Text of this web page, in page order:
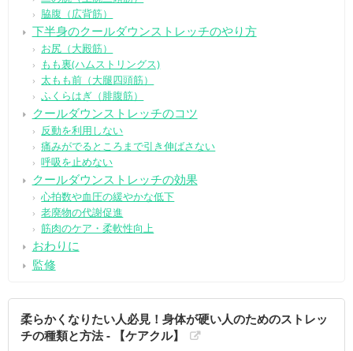
脇腹（広背筋）
下半身のクールダウンストレッチのやり方
お尻（大殿筋）
もも裏(ハムストリングス)
太もも前（大腿四頭筋）
ふくらはぎ（腓腹筋）
クールダウンストレッチのコツ
反動を利用しない
痛みがでるところまで引き伸ばさない
呼吸を止めない
クールダウンストレッチの効果
心拍数や血圧の緩やかな低下
老廃物の代謝促進
筋肉のケア・柔軟性向上
おわりに
監修
柔らかくなりたい人必見！身体が硬い人のためのストレッ
チの種類と方法 - 【ケアクル】